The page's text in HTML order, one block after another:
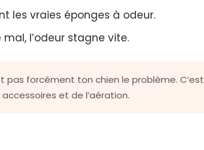
les vraies éponges à odeur.
mal, l’odeur stagne vite.
pas forcément ton chien le problème. C’est
et de l’aération.